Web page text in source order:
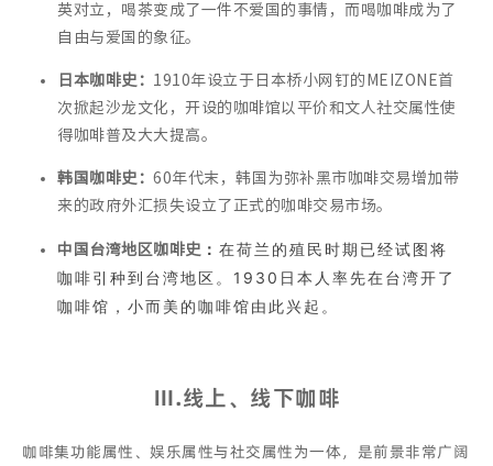
英对立，喝茶变成了一件不爱国的事情，而喝咖啡成为了
自由与爱国的象征。
日本咖啡史： 1910年设立于日本桥小网钉的MEIZONE首
次掀起沙龙文化，开设的咖啡馆以平价和文人社交属性使
得咖啡普及大大提高。
韩国咖啡史： 60年代末，韩国为弥补黑市咖啡交易增加带
来的政府外汇损失设立了正式的咖啡交易市场。
中国台湾地区咖啡史 ： 在荷兰的殖民时期已经试图将
咖啡引种到台湾地区。1930日本人率先在台湾开了
咖啡馆，小而美的咖啡馆由此兴起。
Ⅲ.线上、线下咖啡
咖啡集功能属性、娱乐属性与社交属性为一体，是前景非常广阔